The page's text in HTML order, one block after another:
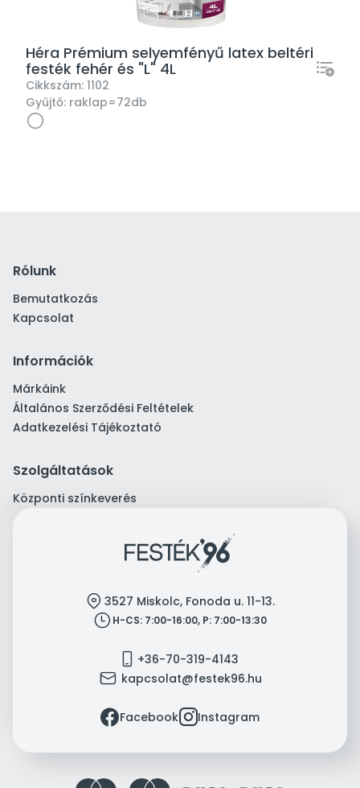
Héra Prémium selyemfényű latex beltéri
festék fehér és "L" 4L
Cikkszám: 1102
Gyűjtő: raklap=72db
Rólunk
Bemutatkozás
Kapcsolat
Információk
Márkáink
Általános Szerződési Feltételek
Adatkezelési Tájékoztató
Szolgáltatások
Központi színkeverés
location 3527 Miskolc, Fonoda u. 11-13.
clock H-CS: 7:00-16:00, P: 7:00-13:30
mobile +36-70-319-4143
mail kapcsolat@festek96.hu
facebookFacebookinstagramInstagram